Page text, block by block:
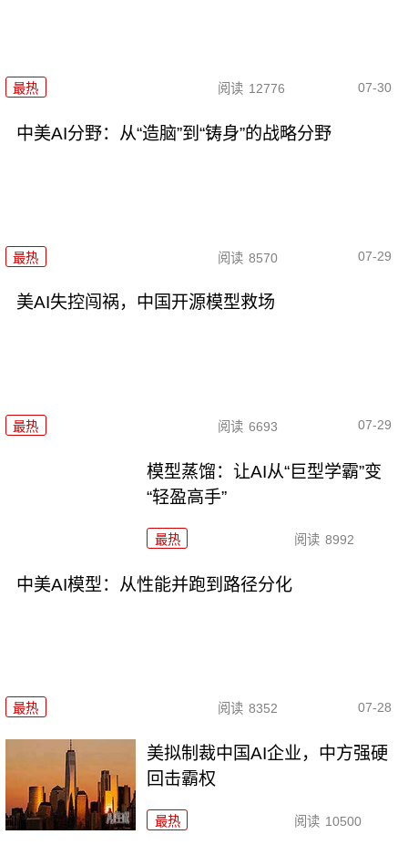
最热 阅读 12776 07-30
中美AI分野：从“造脑”到“铸身”的战略分野
最热 阅读 8570 07-29
美AI失控闯祸，中国开源模型救场
最热 阅读 6693 07-29
模型蒸馏：让AI从“巨型学霸”变
“轻盈高手”
最热 阅读 8992
中美AI模型：从性能并跑到路径分化
最热 阅读 8352 07-28
美拟制裁中国AI企业，中方强硬
回击霸权
最热 阅读 10500